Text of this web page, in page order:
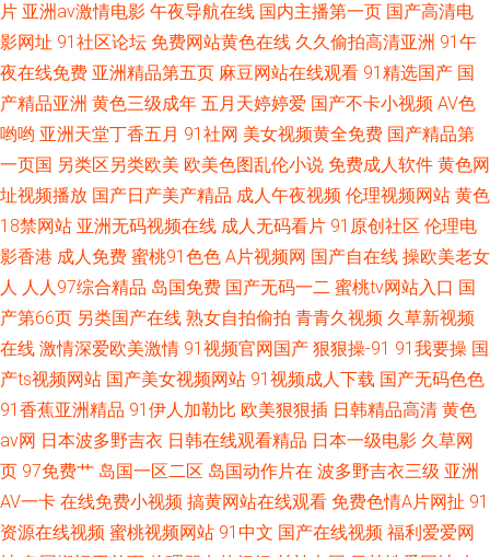
片 亚洲av激情电影 午夜导航在线 国内主播第一页 国产高清电
影网址 91社区论坛 免费网站黄色在线 久久偷拍高清亚洲 91午
夜在线免费 亚洲精品第五页 麻豆网站在线观看 91精选国产 国
产精品亚洲 黄色三级成年 五月天婷婷爱 国产不卡小视频 AV色
哟哟 亚洲天堂丁香五月 91社网 美女视频黄全免费 国产精品第
一页国 另类区另类欧美 欧美色图乱伦小说 免费成人软件 黄色网
址视频播放 国产日产美产精品 成人午夜视频 伦理视频网站 黄色
18禁网站 亚洲无码视频在线 成人无码看片 91原创社区 伦理电
影香港 成人免费 蜜桃91色色 A片视频网 国产自在线 操欧美老女
人 人人97综合精品 岛国免费 国产无码一二 蜜桃tv网站入口 国
产第66页 另类国产在线 熟女自拍偷拍 青青久视频 久草新视频
在线 激情深爱欧美激情 91视频官网国产 狠狠操-91 91我要操 国
产ts视频网站 国产美女视频网站 91视频成人下载 国产无码色色
91香蕉亚洲精品 91伊人加勒比 欧美狠狠插 日韩精品高清 黄色
av网 日本波多野吉衣 日韩在线观看精品 日本一级电影 久草网
页 97免费艹 岛国一区二区 岛国动作片在 波多野吉衣三级 亚洲
AV一卡 在线免费小视频 搞黄网站在线观看 免费色情A片网扯 91
资源在线视频 蜜桃视频网站 91中文 国产在线视频 福利爱爱网